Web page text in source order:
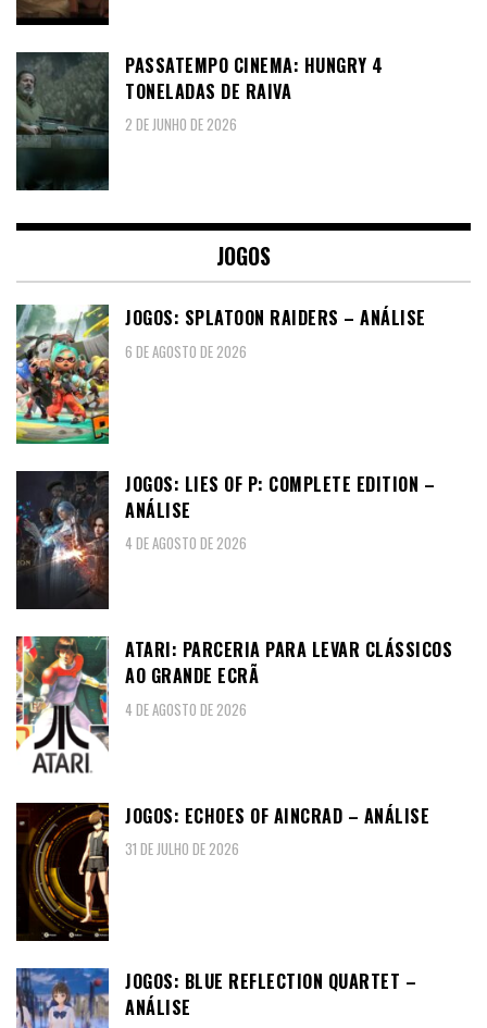
PASSATEMPO CINEMA: HUNGRY 4
TONELADAS DE RAIVA
2 DE JUNHO DE 2026
JOGOS
JOGOS: SPLATOON RAIDERS – ANÁLISE
6 DE AGOSTO DE 2026
JOGOS: LIES OF P: COMPLETE EDITION –
ANÁLISE
4 DE AGOSTO DE 2026
ATARI: PARCERIA PARA LEVAR CLÁSSICOS
AO GRANDE ECRÃ
4 DE AGOSTO DE 2026
JOGOS: ECHOES OF AINCRAD – ANÁLISE
31 DE JULHO DE 2026
JOGOS: BLUE REFLECTION QUARTET –
ANÁLISE